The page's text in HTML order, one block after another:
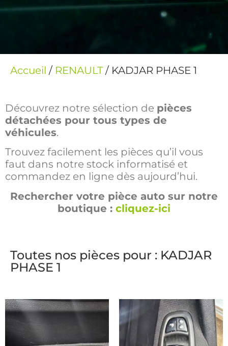
Accueil / RENAULT/ KADJAR PHASE 1
Découvrez notre sélection de pièces
détachées pour tous types de
véhicules.
Trouvez facilement les pièces qu’il vous
faut dans notre stock informatisé et
commandez en ligne dès aujourd’hui.
Rechercher votre pièce auto sur notre
boutique : cliquez-ici
Toutes nos pièces pour : KADJAR
PHASE 1